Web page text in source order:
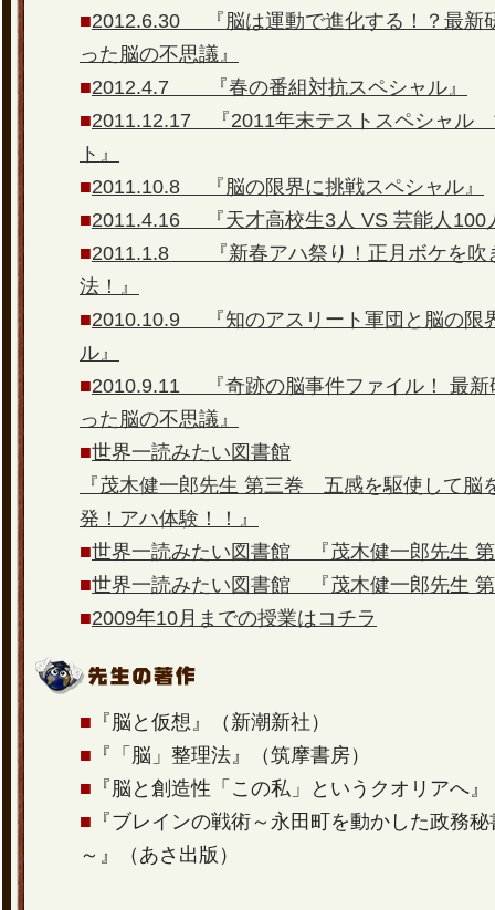
■2012.6.30 『脳は運動で進化する！？最新
った脳の不思議』
■2012.4.7 『春の番組対抗スペシャル』
■2011.12.17 『2011年末テストスペシャル
ト』
■2011.10.8 『脳の限界に挑戦スペシャル』
■2011.4.16 『天才高校生3人 VS 芸能人100
■2011.1.8 『新春アハ祭り！正月ボケを吹
法！』
■2010.10.9 『知のアスリート軍団と脳の限
ル』
■2010.9.11 『奇跡の脳事件ファイル！ 最新
った脳の不思議』
■世界一読みたい図書館
『茂木健一郎先生 第三巻 五感を駆使して脳
発！アハ体験！！』
■世界一読みたい図書館 『茂木健一郎先生
■世界一読みたい図書館 『茂木健一郎先生
■2009年10月までの授業はコチラ
■ 『脳と仮想』（新潮新社）
■ 『「脳」整理法』（筑摩書房）
■ 『脳と創造性「この私」というクオリアへ
■ 『ブレインの戦術～永田町を動かした政務
～』（あさ出版）